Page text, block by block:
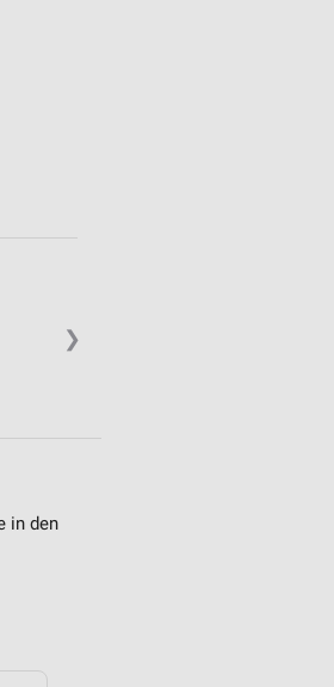
❯
in den